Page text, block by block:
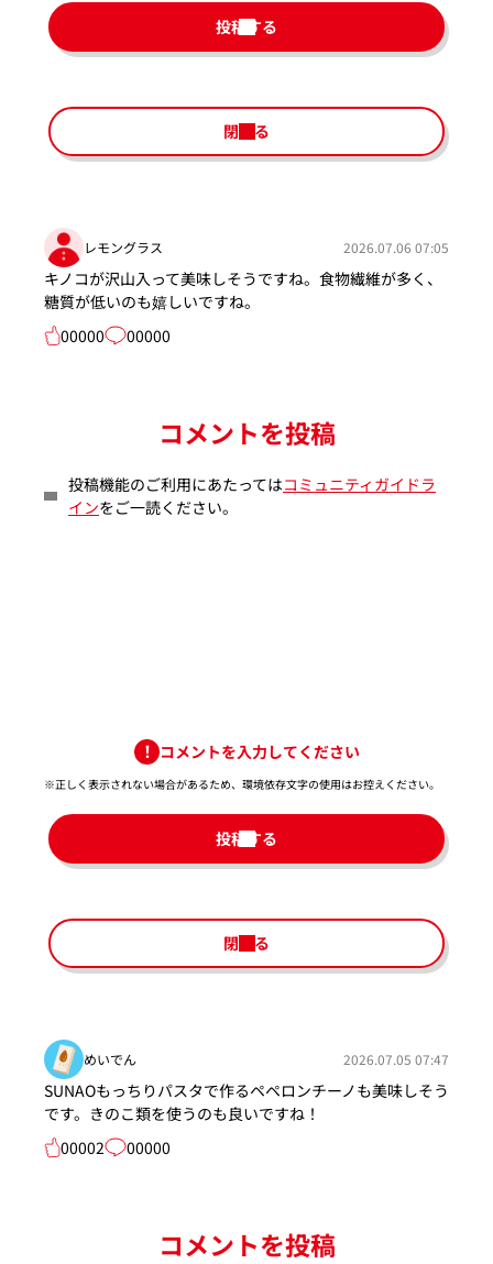
投稿する
閉じる
レモングラス 2026.07.06 07:05
キノコが沢山入って美味しそうですね。食物繊維が多く、
糖質が低いのも嬉しいですね。
00000
00000
コメントを投稿
投稿機能のご利用にあたってはコミュニティガイドラ
インをご一読ください。
コメントを入力してください
※正しく表示されない場合があるため、環境依存文字の使用はお控えください。​
投稿する
閉じる
めいでん 2026.07.05 07:47
SUNAOもっちりパスタで作るペペロンチーノも美味しそう
です。きのこ類を使うのも良いですね！
00002
00000
コメントを投稿